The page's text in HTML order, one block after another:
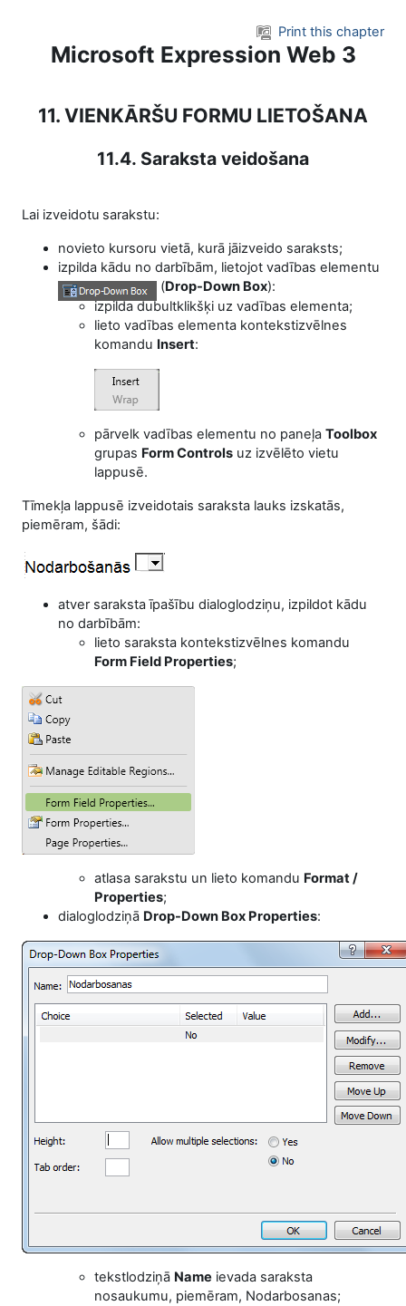
Print this chapter
Microsoft Expression Web 3
11. VIENKĀRŠU FORMU LIETOŠANA
11.4. Saraksta veidošana
Lai izveidotu sarakstu:
novieto kursoru vietā, kurā jāizveido saraksts;
izpilda kādu no darbībām, lietojot vadības elementu
(Drop-Down Box):
izpilda dubultklikšķi uz vadības elementa;
lieto vadības elementa kontekstizvēlnes
komandu Insert:
pārvelk vadības elementu no paneļa Toolbox
grupas Form Controls uz izvēlēto vietu
lappusē.
Tīmekļa lappusē izveidotais saraksta lauks izskatās,
piemēram, šādi:
atver saraksta īpašību dialoglodziņu, izpildot kādu
no darbībām:
lieto saraksta kontekstizvēlnes komandu
Form Field Properties;
atlasa sarakstu un lieto komandu Format /
Properties;
dialoglodziņā Drop-Down Box Properties:
tekstlodziņā Name ievada saraksta
nosaukumu, piemēram, Nodarbosanas;